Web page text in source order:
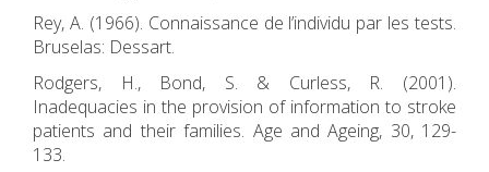
Rey, A. (1966). Connaissance de l’individu par les tests.
Bruselas: Dessart.
Rodgers, H., Bond, S. & Curless, R. (2001).
Inadequacies in the provision of information to stroke
patients and their families. Age and Ageing, 30, 129-
133.